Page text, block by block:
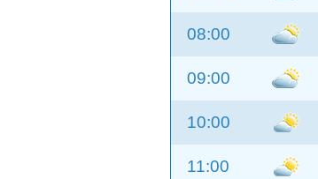
08:00
09:00
10:00
11:00